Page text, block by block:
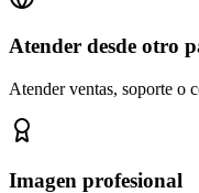
Atender desde otro
Atender ventas, soporte o
Imagen profesional